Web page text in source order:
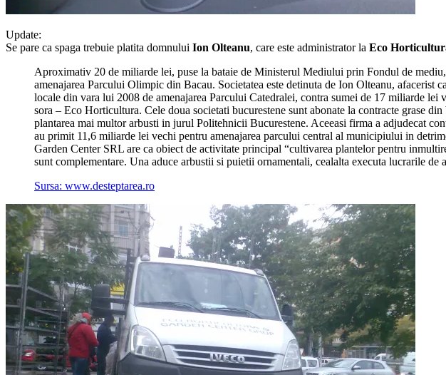
Update:
Se pare ca spaga trebuie platita domnului Ion Olteanu, care este administrator la Eco
Aproximativ 20 de miliarde lei, puse la bataie de Ministerul Mediului prin Fondul de
amenajarea Parcului Olimpic din Bacau. Societatea este detinuta de Ion Olteanu,
locale din vara lui 2008 de amenajarea Parcului Catedralei, contra sumei de 17 miliarde
sora – Eco Horticultura. Cele doua societati bucurestene sunt abonate la contracte grase
plantarea mai multor arbusti in jurul Politehnicii Bucurestene. Aceeasi firma a adjudecat
au primit 11,6 miliarde lei vechi pentru amenajarea parcului central al municipiului in
Garden Center SRL are ca obiect de activitate principal “cultivarea plantelor pentru
sunt complementare. Una aduce arbustii si puietii ornamentali, cealalta executa lucrarile de
Sursa: www.desteptarea.ro